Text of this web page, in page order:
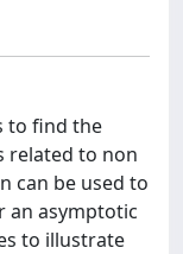
to find the
related to non
can be used to
an asymptotic
to illustrate